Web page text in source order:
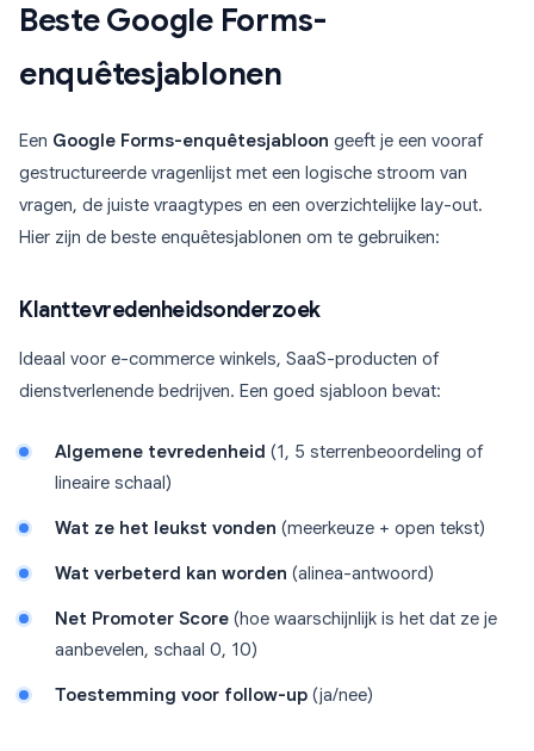
Beste Google Forms-
enquêtesjablonen
Een Google Forms-enquêtesjabloon geeft je een vooraf
gestructureerde vragenlijst met een logische stroom van
vragen, de juiste vraagtypes en een overzichtelijke lay-out.
Hier zijn de beste enquêtesjablonen om te gebruiken:
Klanttevredenheidsonderzoek
Ideaal voor e-commerce winkels, SaaS-producten of
dienstverlenende bedrijven. Een goed sjabloon bevat:
Algemene tevredenheid (1, 5 sterrenbeoordeling of
lineaire schaal)
Wat ze het leukst vonden (meerkeuze + open tekst)
Wat verbeterd kan worden (alinea-antwoord)
Net Promoter Score (hoe waarschijnlijk is het dat ze je
aanbevelen, schaal 0, 10)
Toestemming voor follow-up (ja/nee)